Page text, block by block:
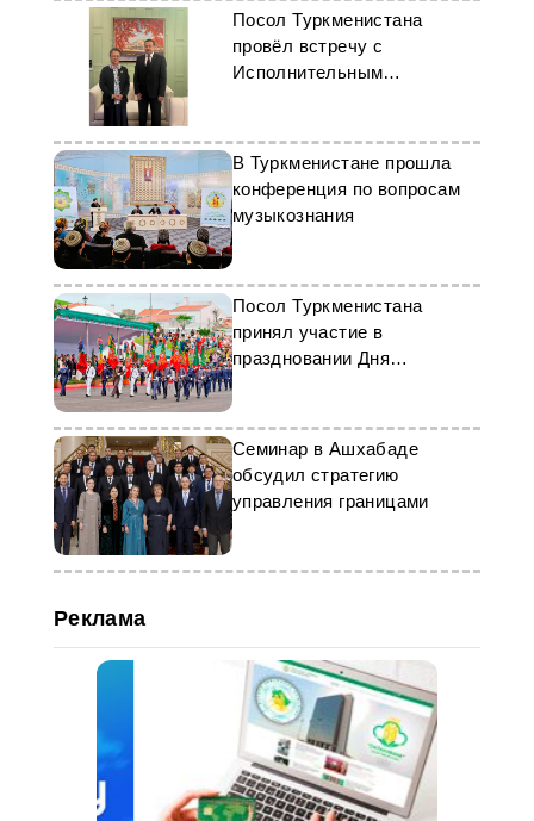
Посол Туркменистана
провёл встречу с
Исполнительным
В Туркменистане прошла
конференция по вопросам
музыкознания
Посол Туркменистана
принял участие в
праздновании Дня
Португалии
Семинар в Ашхабаде
обсудил стратегию
управления границами
Реклама